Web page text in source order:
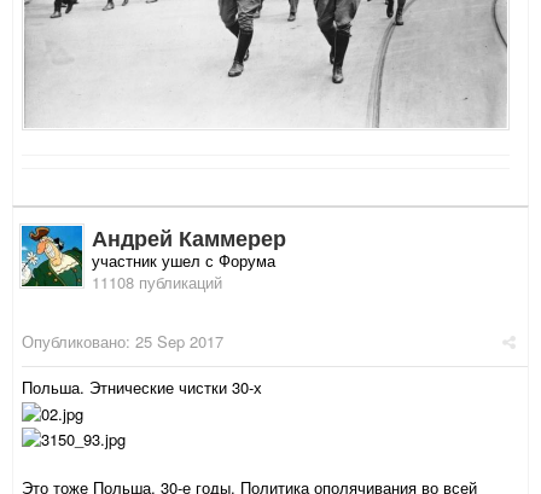
Андрей Каммерер
участник ушел с Форума
11108 публикаций
Опубликовано: 25 Sep 2017
Польша. Этнические чистки 30-х
Это тоже Польша. 30-е годы. Политика ополячивания во всей